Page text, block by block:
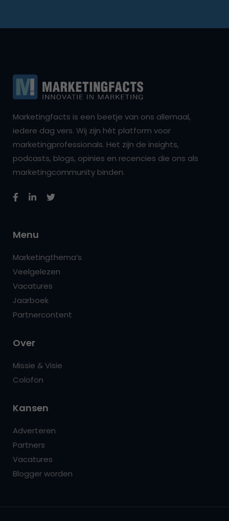
Marketingfacts is een beetje van ons allemaal,
iedere dag vers. Wij zijn hét platform voor
marketingprofessionals. Het zijn de insights,
podcasts, blogs, opinies en recencies die ons als
marketingcommunity binden.
Menu
Marketingthema’s
Veelgelezen
Vacatures
Jaarboek
Partnercontent
Over
Missie & Visie
Colofon
Kansen
Adverteren
Partners
Vacatures
Blogger worden